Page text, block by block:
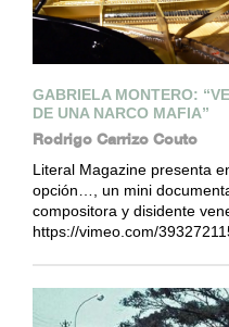
GABRIELA MONTERO:
DE UNA NARCO MAFIA”
Rodrigo Carrizo Couto
Literal Magazine presenta
opción…, un mini
compositora y disidente
https://vimeo.com/